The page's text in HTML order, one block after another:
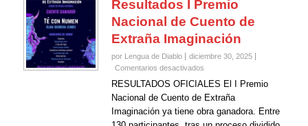
Resultados I Premio
Nacional de Cuento de
Extraña Imaginación
por Lengua de Diablo
diciembre 30, 2025
Comentarios desactivadosen
Resultados
Premio
Nacional
RESULTADOS OFICIALES El I Premio
Nacional de Cuento de Extraña
Imaginación ya tiene obra ganadora. Entre